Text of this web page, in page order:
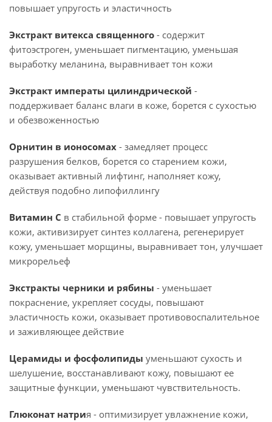
повышает упругость и эластичность
Экстракт витекса священного - содержит
фитоэстроген, уменьшает пигментацию, уменьшая
выработку меланина, выравнивает тон кожи
Экстракт императы цилиндрической -
поддерживает баланс влаги в коже, борется с сухостью
и обезвоженностью
Орнитин в ионосомах - замедляет процесс
разрушения белков, борется со старением кожи,
оказывает активный лифтинг, наполняет кожу,
действуя подобно липофиллингу
Витамин С в стабильной форме - повышает упругость
кожи, активизирует синтез коллагена, регенерирует
кожу, уменьшает морщины, выравнивает тон, улучшает
микрорельеф
Экстракты черники и рябины - уменьшает
покраснение, укрепляет сосуды, повышают
эластичность кожи, оказывает противовоспалительное
и заживляющее действие
Церамиды и фосфолипиды уменьшают сухость и
шелушение, восстанавливают кожу, повышают ее
защитные функции, уменьшают чувствительность.
Глюконат натрия - оптимизирует увлажнение кожи,